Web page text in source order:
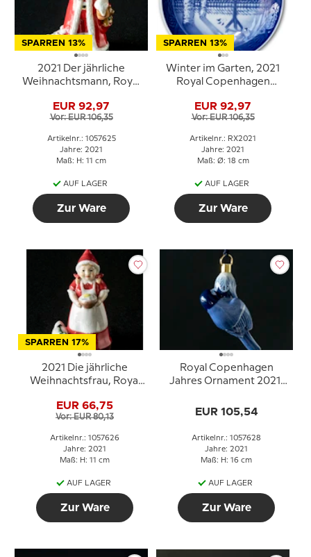
SPARREN 13%
2021 Der jährliche
Weihnachtsmann, Royal
EUR 92,97
Vor: EUR 106,35
Artikelnr.: 1057625
Jahre: 2021
Maß: H: 11 cm
AUF LAGER
Zur Ware
SPARREN 13%
Winter im Garten, 2021
Royal Copenhagen
EUR 92,97
Vor: EUR 106,35
Artikelnr.: RX2021
Jahre: 2021
Maß: Ø: 18 cm
AUF LAGER
Zur Ware
SPARREN 17%
2021 Die jährliche
Weihnachtsfrau, Royal
EUR 66,75
Vor: EUR 80,13
Artikelnr.: 1057626
Jahre: 2021
Maß: H: 11 cm
AUF LAGER
Zur Ware
Royal Copenhagen
Jahres Ornament 2021,
EUR 105,54
Artikelnr.: 1057628
Jahre: 2021
Maß: H: 16 cm
AUF LAGER
Zur Ware